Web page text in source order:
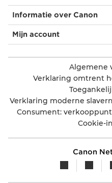
Informatie over Canon
Mijn account
Algemene
Verklaring omtrent
Verklaring moderne
Consument:
Cookie-
Canon